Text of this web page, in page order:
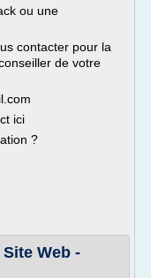
ou une
contacter pour la
de votre
ici
?
Web -